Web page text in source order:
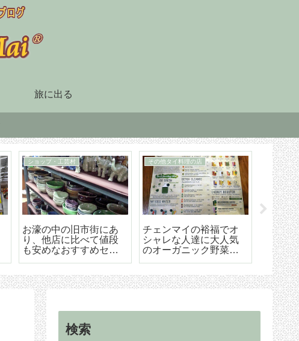
旅に出る
90日レポート
「90日レポート」を提
出する
タイ暮らしのビザ
チェンマイ（タイ）長
期滞在生活のためのリ
タイヤメント（NON-
【
マイ空
ド 降
ら市内
手続き
検索